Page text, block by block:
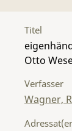
Titel
Otto
Verfasser
Wagner,